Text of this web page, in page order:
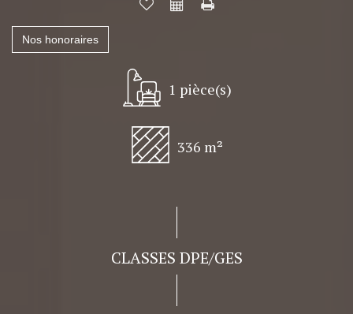
Nos honoraires
1 pièce(s)
336 m²
CLASSES DPE/GES